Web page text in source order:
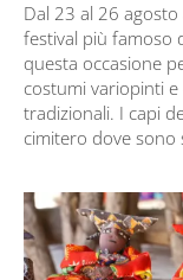
Dal 23 al 26
festival più famoso
questa occasione
costumi variopinti
tradizionali. I capi
cimitero dove sono